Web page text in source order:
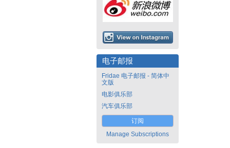
电子邮报
Fridae 电子邮报 - 简体中
文版
电影俱乐部
汽车俱乐部
订阅
Manage Subscriptions